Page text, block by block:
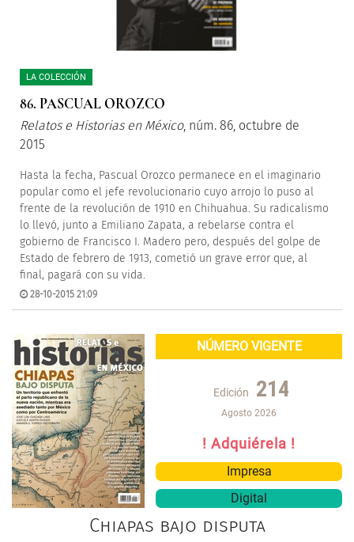
LA COLECCIÓN
86. PASCUAL OROZCO
Relatos e Historias en México, núm. 86, octubre de
2015
Hasta la fecha, Pascual Orozco permanece en el imaginario
popular como el jefe revolucionario cuyo arrojo lo puso al
frente de la revolución de 1910 en Chihuahua. Su radicalismo
lo llevó, junto a Emiliano Zapata, a rebelarse contra el
gobierno de Francisco I. Madero pero, después del golpe de
Estado de febrero de 1913, cometió un grave error que, al
final, pagará con su vida.
28-10-2015 21:09
NÚMERO VIGENTE
Edición 214
Agosto 2026
! Adquiérela !
Impresa
Digital
Chiapas bajo disputa